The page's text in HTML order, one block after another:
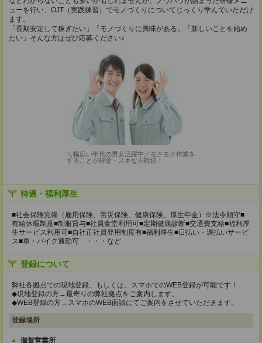
ューを行い、OJT（実践練習）でモノづくりについてじっくり学んでいただけ
ます。
「長期安定して稼ぎたい」「モノづくりに興味がある」「新しいことを始め
たい」そんな方はぜひ応募ください♪
＼幅広い年代の男女活躍中／モクモク作業を
することが得意・スキな方歓迎！
待遇・福利厚生
■社会保険完備（雇用保険、労災保険、健康保険、厚生年金）※法令順守■
有給休暇制度■制服貸与■社員食堂利用可■定期健康診断■交通費支給■福利厚
生サービス利用可■自社正社員登用制度有■福利厚生■日払い・週払いサービ
ス■車・バイク通勤可 ・・・など
登録について
弊社各拠点での現地登録、もしくは、スマホでのWEB登録が可能です！
◆現地登録の方→最寄りの弊社拠点をご案内します。
◆WEB登録の方→スマホのWEB面談にてご案内をさせていただきます。
登録場所
滋賀営業所